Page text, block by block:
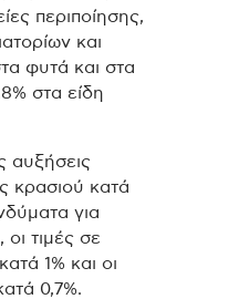
περιποίησης,
και
φυτά και στα
στα είδη
αυξήσεις
κρασιού κατά
για
οι τιμές σε
1% και οι
0,7%.